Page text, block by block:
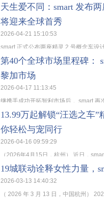
天生爱不同：smart 发布
将迎来全球首秀
2026-04-21 15:10:53
smart 正式公布两座精灵 2 号概念车设
第40个全球市场里程碑：
黎加市场
2026-04-17 11:13:45
继携手成功开拓智利市场后， smart 再
13.99万起解锁“汪选之车
你轻松与宠同行
2026-04-16 09:59:29
（2026年4月15日，杭州） 近日，
19城联动诠释女性力量，
2026-03-13 14:40:32
（ 2026 年 3 月 13 日，中国杭州）